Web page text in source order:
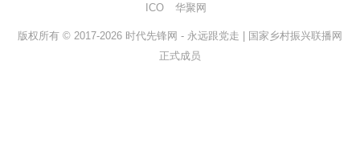
ICO 华聚网
版权所有 © 2017-2026 时代先锋网 - 永远跟党走 |
国家乡村振兴联播网
正式成员